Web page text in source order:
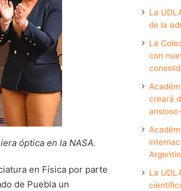
óptica en la NASA.
en Física por parte
de Puebla un
La
de la
La
con
creará
La